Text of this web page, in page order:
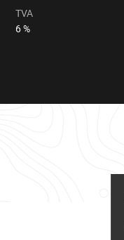
TVA
6 %